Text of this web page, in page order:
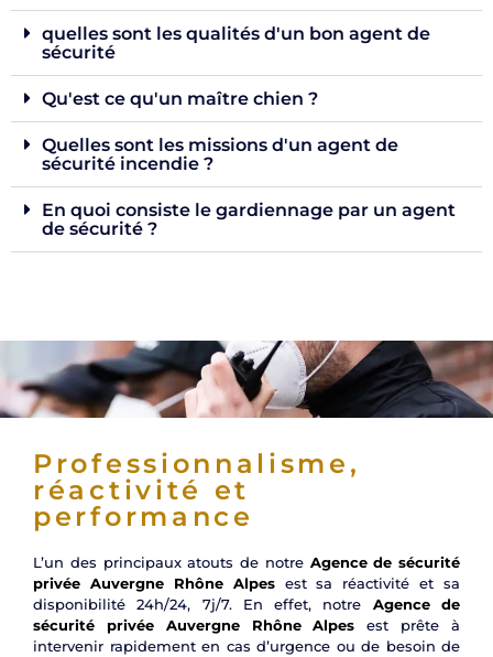
quelles sont les qualités d'un bon agent de
sécurité
Qu'est ce qu'un maître chien ?
Quelles sont les missions d'un agent de
sécurité incendie ?
En quoi consiste le gardiennage par un agent
de sécurité ?
Professionnalisme,
réactivité et
performance
L’un des principaux atouts de notre Agence de sécurité
privée Auvergne Rhône Alpesest sa réactivité et sa
disponibilité 24h/24, 7j/7. En effet, notre Agence de
sécurité privée Auvergne Rhône Alpes est prête à
intervenir rapidement en cas d’urgence ou de besoin de